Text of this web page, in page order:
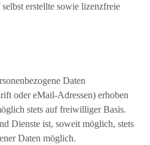
erstellte sowie lizenzfreie
Daten
oder eMail-Adressen) erhoben
stets auf freiwilliger Basis.
Dienste ist, soweit möglich, stets
Daten möglich.